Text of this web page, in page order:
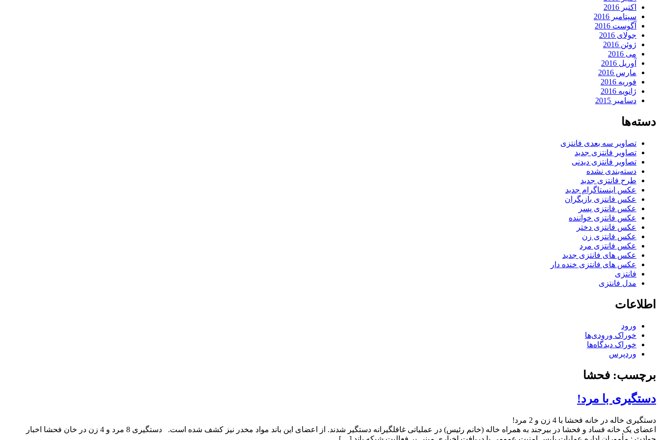
اکتبر 2016
سپتامبر 2016
آگوست 2016
جولای 2016
ژوئن 2016
می 2016
آوریل 2016
مارس 2016
فوریه 2016
ژانویه 2016
دسامبر 2015
دسته‌ها
تصاویر سه بعدی فانتزی
تصاویر فانتزی جدید
تصاویر فانتزی دیدنی
دسته‌بندی نشده
طرح فانتزی جدید
عکس اینستاگرام جدید
عکس فانتزی بازیگران
عکس فانتزی پسر
عکس فانتزی خواننده
عکس فانتزی دختر
عکس فانتزی زن
عکس فانتزی مرد
عکس های فانتزی جدید
عکس های فانتزی خنده دار
فانتزی
مدل فانتزی
اطلاعات
ورود
خوراک ورودی‌ها
خوراک دیدگاه‌ها
وردپرس
برچسب: فحشا
دستگیری با مرد!
دستگیری خاله در خانه فحشا با 4 زن و 2 مرد!
اعضای یک خانه فساد و فحشا در بیرجند به همراه خاله (خانم رئیس) در عملیاتی غافلگیرانه دستگیر شدند. از اعضای این باند مواد مخدر نیز کشف شده است. دستگیری 8 مرد و 4 زن در خان فحشا اخبار